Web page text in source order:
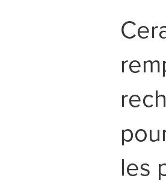
les